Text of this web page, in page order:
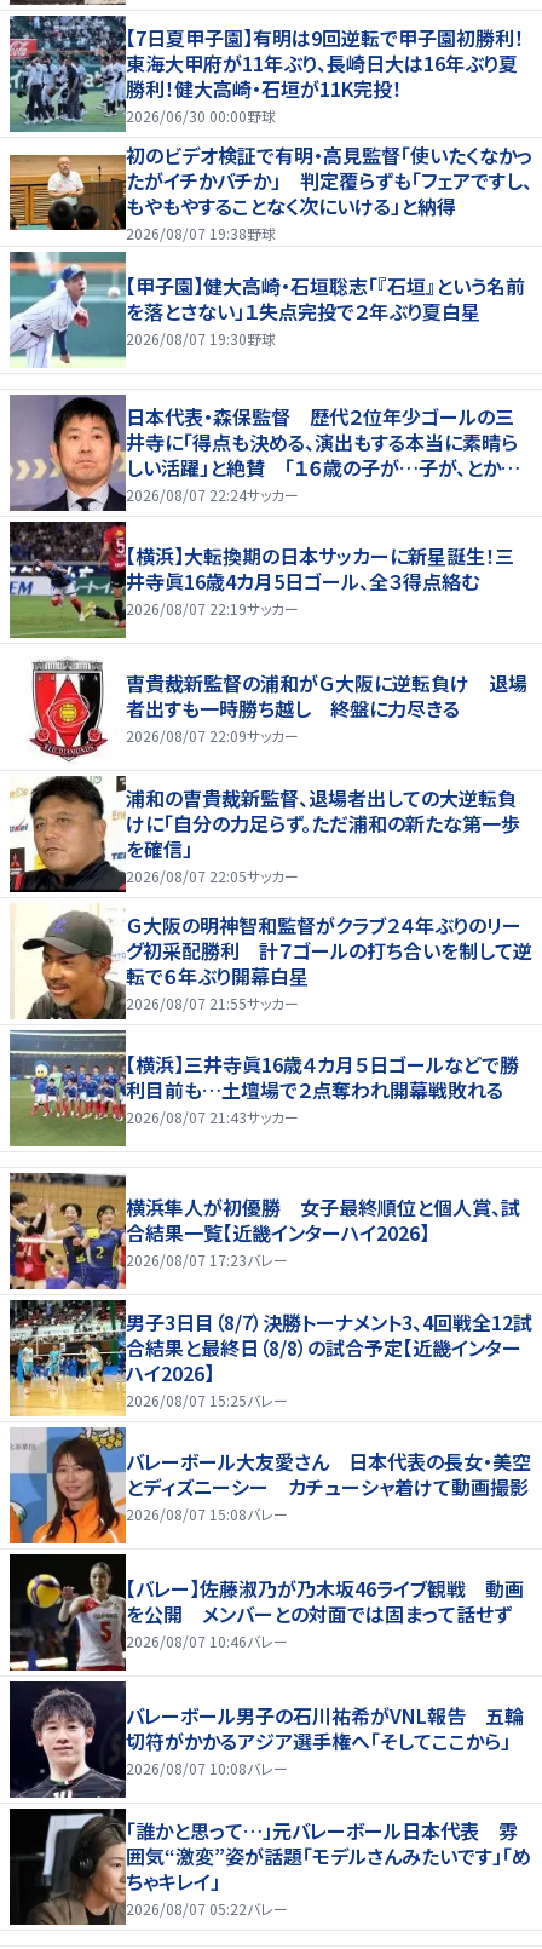
【7日夏甲子園】有明は9回逆転で甲子園初勝利！
東海大甲府が11年ぶり、長崎日大は16年ぶり夏
勝利！健大高崎・石垣が11K完投！
2026/06/30 00:00野球
初のビデオ検証で有明・高見監督「使いたくなかっ
たがイチかバチか」 判定覆らずも「フェアですし、
もやもやすることなく次にいける」と納得
2026/08/07 19:38野球
【甲子園】健大高崎・石垣聡志「『石垣』という名前
を落とさない」１失点完投で２年ぶり夏白星
2026/08/07 19:30野球
日本代表・森保監督 歴代２位年少ゴールの三
井寺に「得点も決める、演出もする本当に素晴ら
しい活躍」と絶賛 「１６歳の子が…子が、とかっ
て言ったら本当に失礼ですね」と自省
2026/08/07 22:24サッカー
【横浜】大転換期の日本サッカーに新星誕生！三
井寺眞16歳4カ月5日ゴール、全３得点絡む
2026/08/07 22:19サッカー
曺貴裁新監督の浦和がＧ大阪に逆転負け 退場
者出すも一時勝ち越し 終盤に力尽きる
2026/08/07 22:09サッカー
浦和の曺貴裁新監督、退場者出しての大逆転負
けに「自分の力足らず。ただ浦和の新たな第一歩
を確信」
2026/08/07 22:05サッカー
Ｇ大阪の明神智和監督がクラブ２４年ぶりのリー
グ初采配勝利 計７ゴールの打ち合いを制して逆
転で６年ぶり開幕白星
2026/08/07 21:55サッカー
【横浜】三井寺眞16歳４カ月５日ゴールなどで勝
利目前も…土壇場で２点奪われ開幕戦敗れる
2026/08/07 21:43サッカー
横浜隼人が初優勝 女子最終順位と個人賞、試
合結果一覧【近畿インターハイ2026】
2026/08/07 17:23バレー
男子3日目（8/7）決勝トーナメント3、4回戦全12試
合結果と最終日（8/8）の試合予定【近畿インター
ハイ2026】
2026/08/07 15:25バレー
バレーボール大友愛さん 日本代表の長女・美空
とディズニーシー カチューシャ着けて動画撮影
2026/08/07 15:08バレー
【バレー】佐藤淑乃が乃木坂46ライブ観戦 動画
を公開 メンバーとの対面では固まって話せず
2026/08/07 10:46バレー
バレーボール男子の石川祐希がVNL報告 五輪
切符がかかるアジア選手権へ「そしてここから」
2026/08/07 10:08バレー
「誰かと思って…」元バレーボール日本代表 雰
囲気“激変”姿が話題「モデルさんみたいです」「め
ちゃキレイ」
2026/08/07 05:22バレー